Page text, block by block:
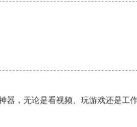
器，无论是看视频、玩游戏还是工